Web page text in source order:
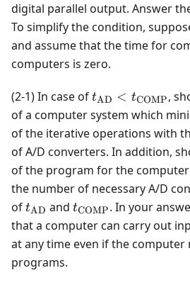
digital parallel output. Answer
To simplify the condition,
and assume that the time for
computers is zero.
(2-1) In case oft_{\text{AD}}
tAD < tCOMP,
of a computer system which
of the iterative operations with
of A/D converters. In addition,
of the program for the
the number of necessary A/D
oft_{\text{AD}}
tAD and t_{\text{COMP}}
tCOMP. In your
that a computer can carry out
at any time even if the computer
programs.